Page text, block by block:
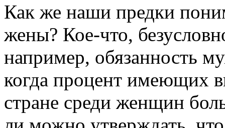
Как же наши предки
жены? Кое-что,
например, обязанность
когда процент имеющих
стране среди женщин